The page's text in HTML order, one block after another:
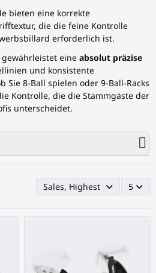
bieten eine korrekte
die die feine Kontrolle
erforderlich ist.
gewährleistet eine absolut präzise
und konsistente
Sie 8-Ball spielen oder 9-Ball-Racks
Kontrolle, die die Stammgäste der
unterscheidet.
Sales, Highest first 5